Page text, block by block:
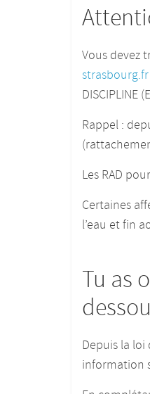
Vous devez
strasbourg.fr
DISCIPLINE
Rappel :
Les RAD
Certaines
l’eau et fin
Tu as
Depuis la
information